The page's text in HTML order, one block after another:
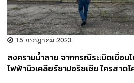
15 กรกฎาคม 2023
สงครามน้ำลาย จากกรณีระเบิดเขื่อน
ไฟฟ้านิวเคลียร์ซาปอริซเซีย ใครสาดโ